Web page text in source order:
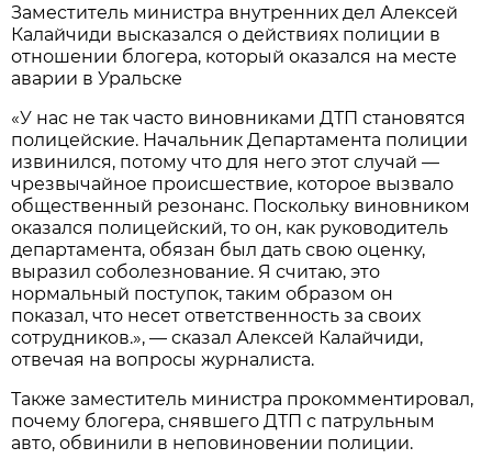
Заместитель министра внутренних дел Алексей
Калайчиди высказался о действиях полиции в
отношении блогера, который оказался на месте
аварии в Уральске
«У нас не так часто виновниками ДТП становятся
полицейские. Начальник Департамента полиции
извинился, потому что для него этот случай —
чрезвычайное происшествие, которое вызвало
общественный резонанс. Поскольку виновником
оказался полицейский, то он, как руководитель
департамента, обязан был дать свою оценку,
выразил соболезнование. Я считаю, это
нормальный поступок, таким образом он
показал, что несет ответственность за своих
сотрудников.», — сказал Алексей Калайчиди,
отвечая на вопросы журналиста.
Также заместитель министра прокомментировал,
почему блогера, снявшего ДТП с патрульным
авто, обвинили в неповиновении полиции.